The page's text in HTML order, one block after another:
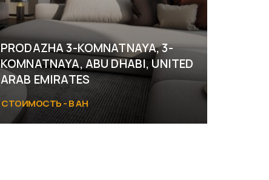
PRODAZHA 3-KOMNATNAYA, 3-
KOMNATNAYA, ABU DHABI, UNITED
ARAB EMIRATES
СТОИМОСТЬ - В АН